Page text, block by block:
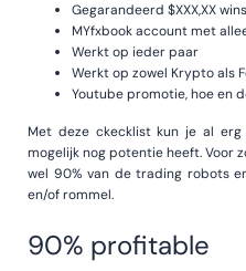
Gegarandeerd $XXX,XX
MYfxbook account met
Werkt op ieder paar
Werkt op zowel Krypto als
Youtube promotie, hoe en
Met deze ckecklist kun je al
mogelijk nog potentie heeft. Voor
wel 90% van de trading robots
en/of rommel.
90% profitable